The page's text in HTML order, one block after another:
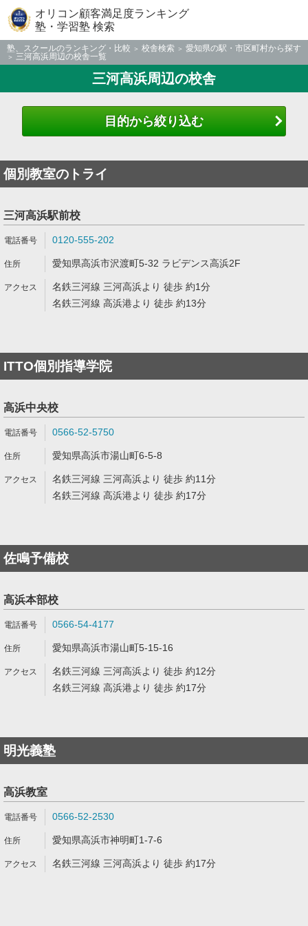
オリコン顧客満足度ランキング
塾・学習塾 検索
塾、スクールのランキング・比較 校舎検索
愛知県の駅・市区町村から探す
三河高浜周辺の校舎一覧
三河高浜周辺の校舎
目的から絞り込む
個別教室のトライ
三河高浜駅前校
0120-555-202
愛知県高浜市沢渡町5-32 ラビデンス高浜2F
名鉄三河線 三河高浜より 徒歩 約1分
名鉄三河線 高浜港より 徒歩 約13分
ITTO個別指導学院
高浜中央校
0566-52-5750
愛知県高浜市湯山町6-5-8
名鉄三河線 三河高浜より 徒歩 約11分
名鉄三河線 高浜港より 徒歩 約17分
佐鳴予備校
高浜本部校
0566-54-4177
愛知県高浜市湯山町5-15-16
名鉄三河線 三河高浜より 徒歩 約12分
名鉄三河線 高浜港より 徒歩 約17分
明光義塾
高浜教室
0566-52-2530
愛知県高浜市神明町1-7-6
名鉄三河線 三河高浜より 徒歩 約17分